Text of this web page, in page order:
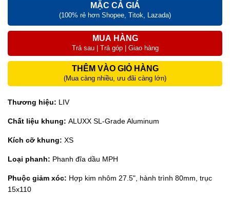
MẶC CẢ GIÁ
(100% rẻ hơn Shopee, Titok, Lazada)
MUA HÀNG
Trả sau | Trả góp | Giao hàng
THÊM VÀO GIỎ HÀNG
(Mua càng nhiều, ưu đãi càng lớn)
Thương hiệu: LIV
Chất liệu khung: ALUXX SL-Grade Aluminum
Kích cỡ khung: XS
Loại phanh: Phanh đĩa dầu MPH
Phuộc giảm xóc: Hợp kim nhôm 27.5", hành trình 80mm, trục
15x110